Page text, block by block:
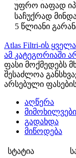
უფრო იაფად
საჩუქრად
5 წლიანი
Atlas Filtri-ის
ამ კატეგორიაში
ფასი მოქმედებს
შესაძლოა
არსებული
აღწერა
მიმოხილვები
გადახდა
მიწოდება
სტატია